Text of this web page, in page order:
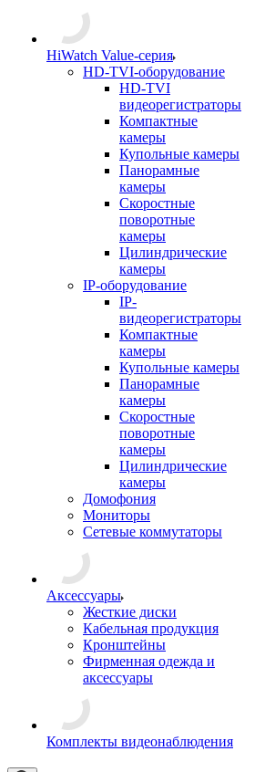
HiWatch Value-серия
HD-TVI-оборудование
HD-TVI
видеорегистраторы
Компактные
камеры
Купольные камеры
Панорамные
камеры
Скоростные
поворотные
камеры
Цилиндрические
камеры
IP-оборудование
IP-
видеорегистраторы
Компактные
камеры
Купольные камеры
Панорамные
камеры
Скоростные
поворотные
камеры
Цилиндрические
камеры
Домофония
Мониторы
Сетевые коммутаторы
Аксессуары
Жесткие диски
Кабельная продукция
Кронштейны
Фирменная одежда и
аксессуары
Комплекты видеонаблюдения